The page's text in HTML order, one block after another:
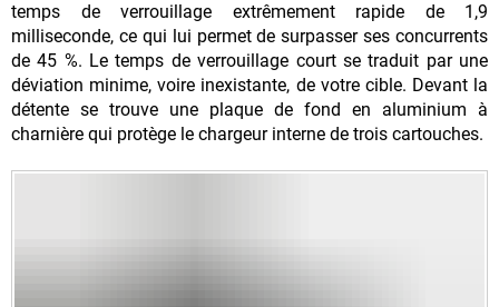
temps de verrouillage extrêmement rapide de 1,9
milliseconde, ce qui lui permet de surpasser ses concurrents
de 45 %. Le temps de verrouillage court se traduit par une
déviation minime, voire inexistante, de votre cible. Devant la
détente se trouve une plaque de fond en aluminium à
charnière qui protège le chargeur interne de trois cartouches.